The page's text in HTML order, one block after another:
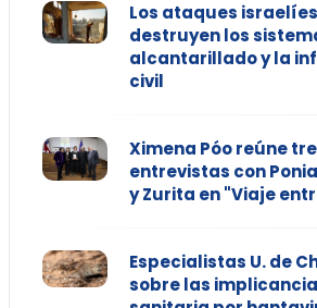
Los ataques
destruyen los
alcantarillado y la
civil
Ximena Póo reúne
entrevistas con
y Zurita en "Viaje
Especialistas U. de
sobre las